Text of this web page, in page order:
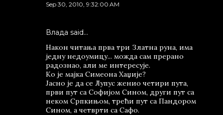
Sep 30, 2010, 9:32:00 AM
Влада said…
Након читања прва три Златна руна, има
једну недоумицу... можда сам прерано
радознао, али ме интересује.
Ко је мајка Симеона Хаџије?
Јасно је да се Лупус женио четири пута,
први пут са Софијом Сином, други пут са
неком Српкињом, трећи пут са Пандором
Сином, а четврти са Сафо.